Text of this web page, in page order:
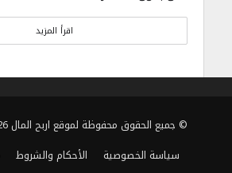
اقرأ المزيد
© جميع الحقوق محفوظة لموقع اربح المال 2026
سياسة الخصوصية
الأحكام والشروط